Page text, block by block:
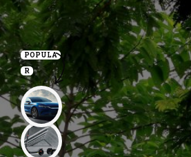
POPULA
R